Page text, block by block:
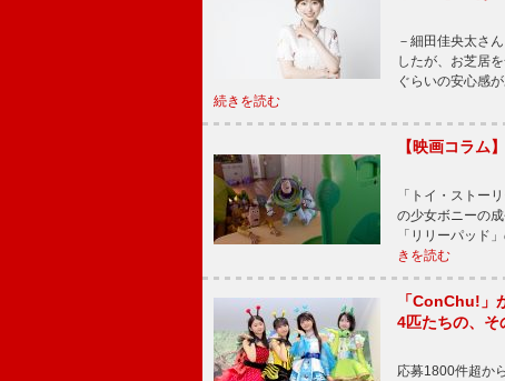
－細田佳央太さ
したが、お芝居
ぐらいの安心感
続きを読む
【映画コラム
「トイ・スト
の少女ボニーの
「リリーパッド
きを読む
「ConChu!」
4匹たちの、そ
応募1800件超か